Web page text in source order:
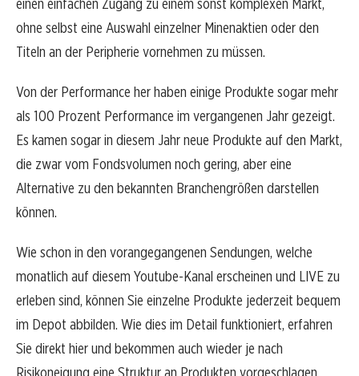
einen einfachen Zugang zu einem sonst komplexen Markt,
ohne selbst eine Auswahl einzelner Minenaktien oder den
Titeln an der Peripherie vornehmen zu müssen.
Von der Performance her haben einige Produkte sogar mehr
als 100 Prozent Performance im vergangenen Jahr gezeigt.
Es kamen sogar in diesem Jahr neue Produkte auf den Markt,
die zwar vom Fondsvolumen noch gering, aber eine
Alternative zu den bekannten Branchengrößen darstellen
können.
Wie schon in den vorangegangenen Sendungen, welche
monatlich auf diesem Youtube-Kanal erscheinen und LIVE zu
erleben sind, können Sie einzelne Produkte jederzeit bequem
im Depot abbilden. Wie dies im Detail funktioniert, erfahren
Sie direkt hier und bekommen auch wieder je nach